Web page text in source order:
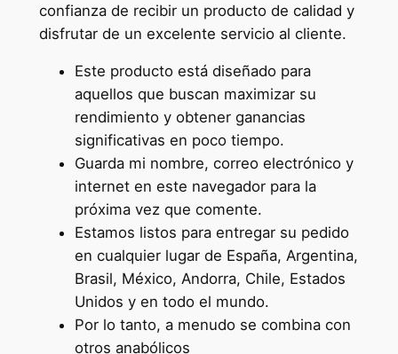
confianza de recibir un producto de calidad y
disfrutar de un excelente servicio al cliente.
Este producto está diseñado para
aquellos que buscan maximizar su
rendimiento y obtener ganancias
significativas en poco tiempo.
Guarda mi nombre, correo electrónico y
internet en este navegador para la
próxima vez que comente.
Estamos listos para entregar su pedido
en cualquier lugar de España, Argentina,
Brasil, México, Andorra, Chile, Estados
Unidos y en todo el mundo.
Por lo tanto, a menudo se combina con
otros anabólicos